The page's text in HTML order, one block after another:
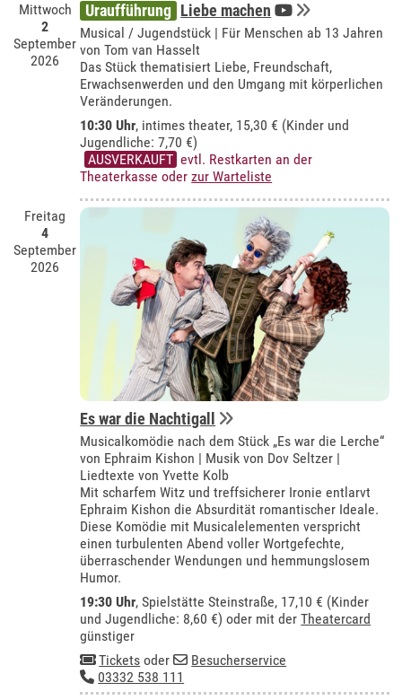
Mittwoch
2
September
2026
Uraufführung Liebe machen
Musical / Jugendstück | Für Menschen ab 13 Jahren
von Tom van Hasselt
Das Stück thematisiert Liebe, Freundschaft,
Erwachsenwerden und den Umgang mit körperlichen
Veränderungen.
10:30 Uhr, intimes theater, 15,30 € (Kinder und
Jugendliche: 7,70 €)
AUSVERKAUFT evtl. Restkarten an der
Theaterkasse oderzur Warteliste
Freitag
4
September
2026
Es war die Nachtigall
Musicalkomödie nach dem Stück „Es war die Lerche“
von Ephraim Kishon | Musik von Dov Seltzer |
Liedtexte von Yvette Kolb
Mit scharfem Witz und treffsicherer Ironie entlarvt
Ephraim Kishon die Absurdität romantischer Ideale.
Diese Komödie mit Musicalelementen verspricht
einen turbulenten Abend voller Wortgefechte,
überraschender Wendungen und hemmungslosem
Humor.
19:30 Uhr, Spielstätte Steinstraße, 17,10 € (Kinder
und Jugendliche: 8,60 €) oder mit derTheatercard
günstiger
Tickets oder
Besucherservice
03332 538 111